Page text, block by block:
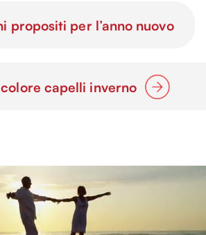
propositi per l’anno nuovo
capelli inverno